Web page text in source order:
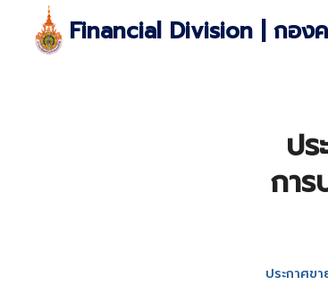
content
Financial Division | กอง
ป
กา
ประกาศข